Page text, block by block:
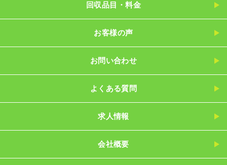
回収品目・料金
お客様の声
お問い合わせ
よくある質問
求人情報
会社概要